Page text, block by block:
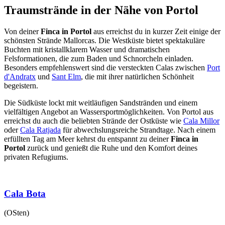
Traumstrände in der Nähe von Portol
Von deinerFinca in Portol aus erreichst du in kurzer Zeit einige der
schönsten Strände Mallorcas. Die Westküste bietet spektakuläre
Buchten mit kristallklarem Wasser und dramatischen
Felsformationen, die zum Baden und Schnorcheln einladen.
Besonders empfehlenswert sind die versteckten Calas zwischen Port
d'Andratx und Sant Elm, die mit ihrer natürlichen Schönheit
begeistern.
Die Südküste lockt mit weitläufigen Sandstränden und einem
vielfältigen Angebot an Wassersportmöglichkeiten. Von Portol aus
erreichst du auch die beliebten Strände der Ostküste wie Cala Millor
oderCala Ratjada für abwechslungsreiche Strandtage. Nach einem
erfüllten Tag am Meer kehrst du entspannt zu deinerFinca in
Portol zurück und genießt die Ruhe und den Komfort deines
privaten Refugiums.
Cala Bota
(OSten)